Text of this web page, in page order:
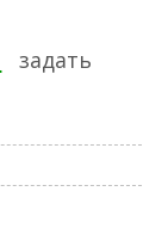
задать